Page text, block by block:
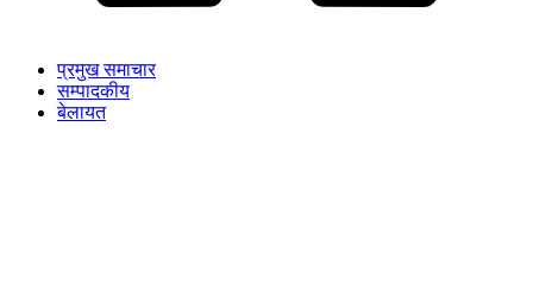
प्रमुख समाचार
सम्पादकीय
बेलायत